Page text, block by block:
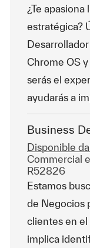
¿Te
estratégica?
Chrome OS
serás el
ayudarás a
Business
Disponible
Catégorie
Commercial
R52826
Estamos
de Negocios
clientes en
implica